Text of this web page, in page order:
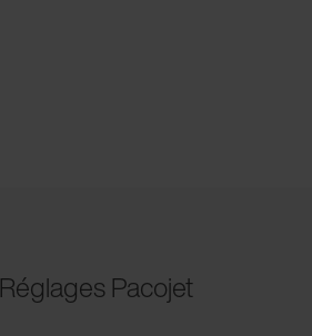
Réglages Pacojet